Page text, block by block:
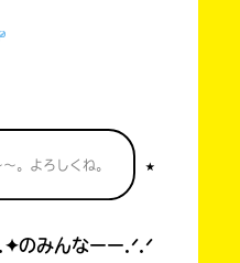
。よろしくね。
✧ ┈┈┈┈ ⋆
のみんなーー.ᐟ.ᐟ